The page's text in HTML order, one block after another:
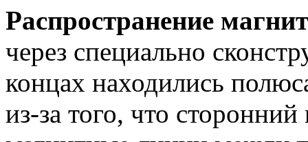
Распространение
через специально
концах находились
из-за того, что